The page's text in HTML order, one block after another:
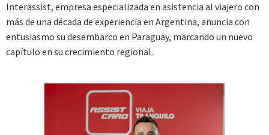
Interassist, empresa especializada en asistencia al viajero con
más de una década de experiencia en Argentina, anuncia con
entusiasmo su desembarco en Paraguay, marcando un nuevo
capítulo en su crecimiento regional.